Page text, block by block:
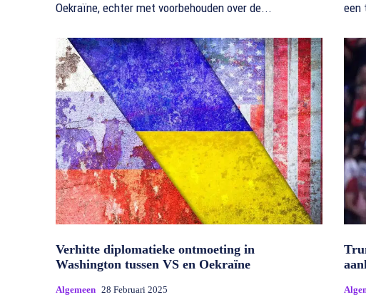
Oekraïne, echter met voorbehouden over de...
een
Verhitte diplomatieke ontmoeting in
Washington tussen VS en Oekraïne
Algemeen 28 Februari 2025